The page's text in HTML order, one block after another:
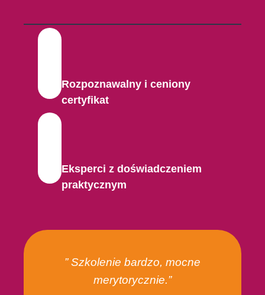
Rozpoznawalny i ceniony
certyfikat
Eksperci z doświadczeniem
praktycznym
” Szkolenie bardzo, mocne
merytorycznie.”